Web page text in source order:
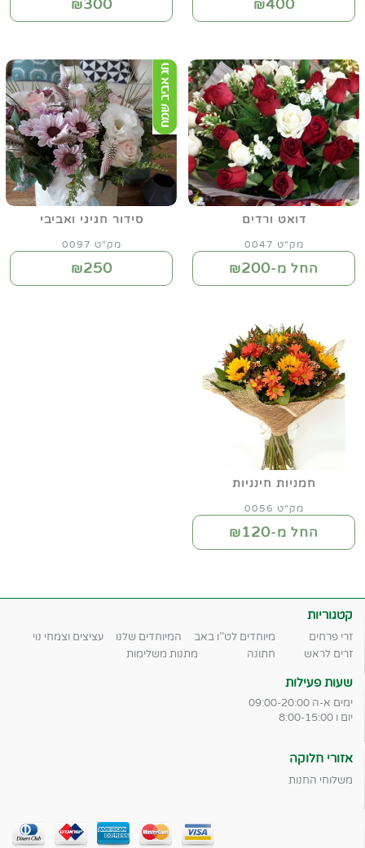
₪400
₪300
דואט ורדים
מק"ט 0047
החל מ-₪200
סידור חגיגי ואביבי
מק"ט 0097
₪250
חמניות חינניות
מק"ט 0056
החל מ-₪120
קטגוריות
זרי פרחים מיוחדים לט''ו באב המיוחדים שלנו
עציצים וצמחי נוי
זרים לראש
חתונה מתנות משלימות
שעות פעילות
ימים א-ה 09:00-20:00
יום ו 8:00-15:00
אזורי חלוקה
משלוחי החנות